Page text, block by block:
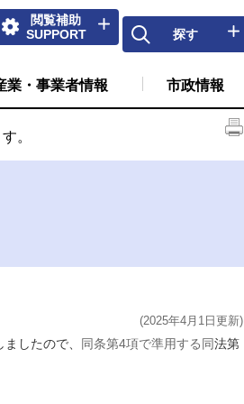
閲覧補助
SUPPORT
探す
業・事業者情報 市政情報
。
(2025年4月1日更新)
したので、 同条第4項で準用する同法第